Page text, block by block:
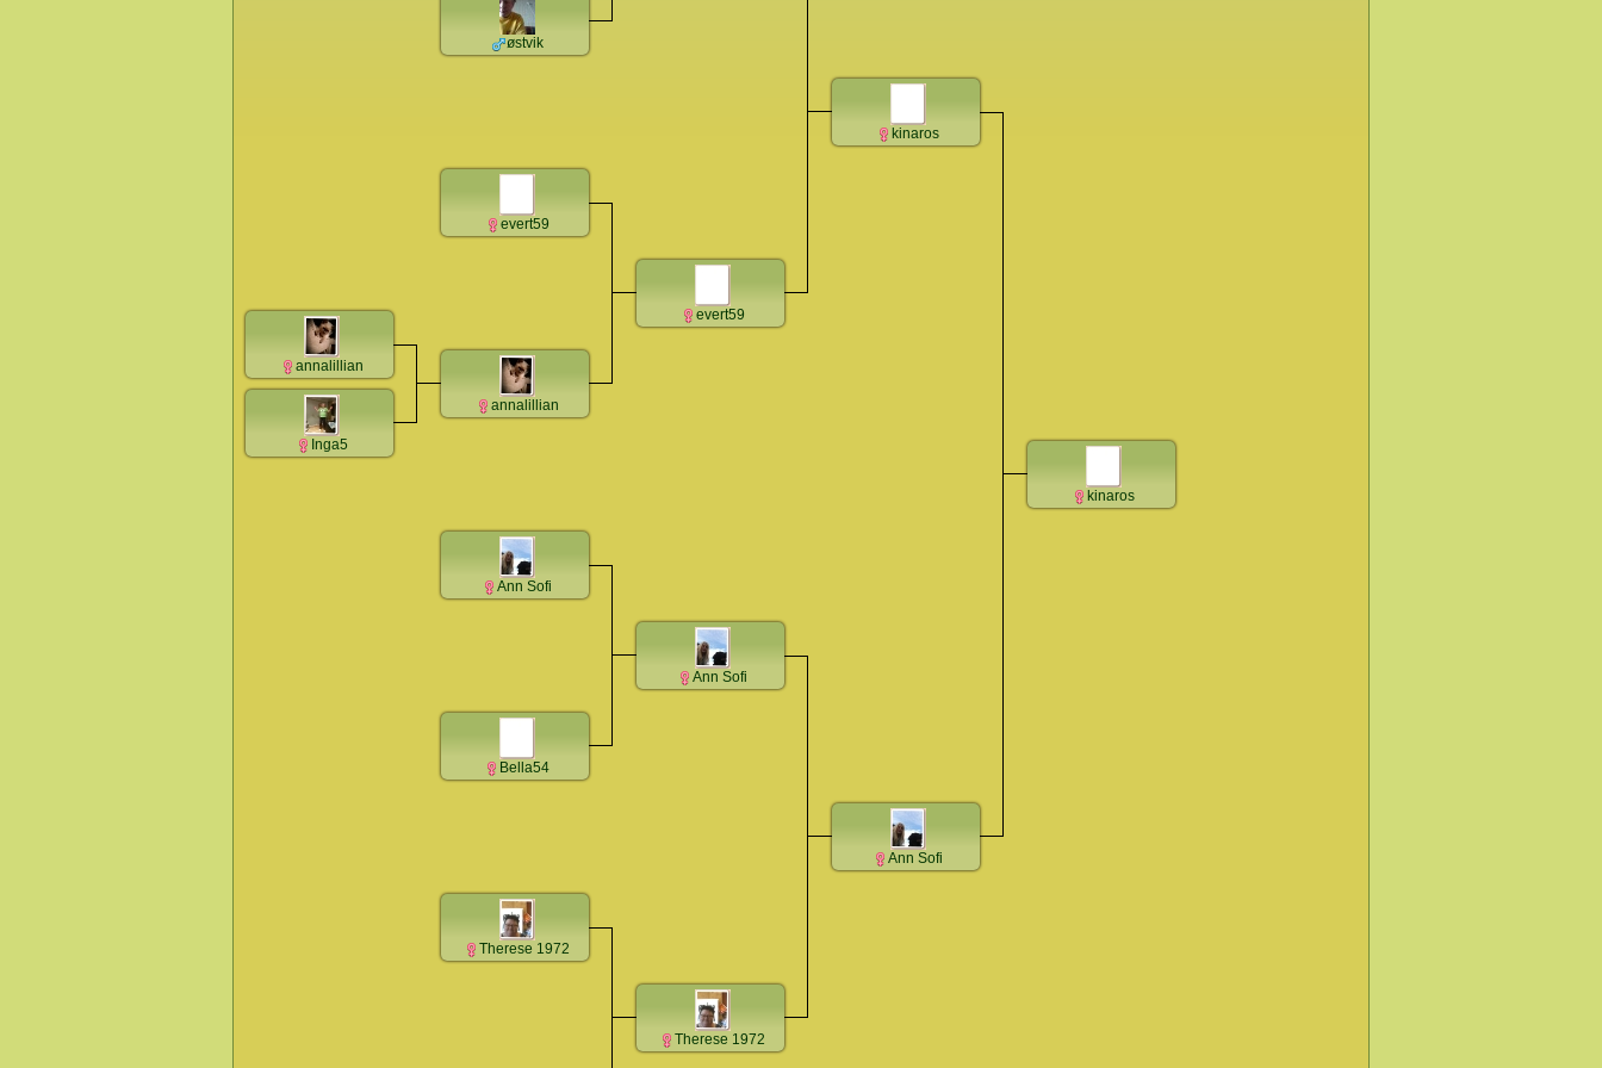
annalillian
Inga5
østvik
evert59
annalillian
Ann Sofi
Bella54
Therese 1972
evert59
Ann Sofi
Therese 1972
kinaros
Ann Sofi
kinaros